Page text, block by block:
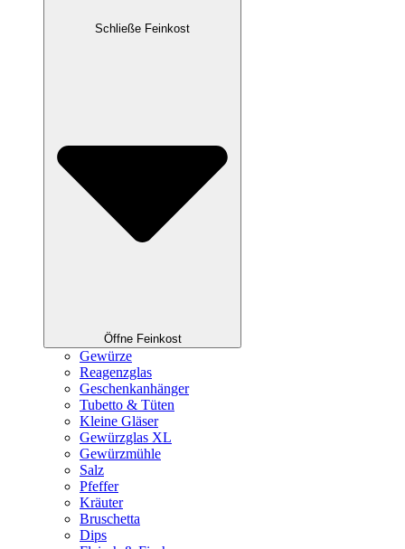
Schließe Feinkost
Öffne Feinkost
Gewürze
Reagenzglas
Geschenkanhänger
Tubetto & Tüten
Kleine Gläser
Gewürzglas XL
Gewürzmühle
Salz
Pfeffer
Kräuter
Bruschetta
Dips